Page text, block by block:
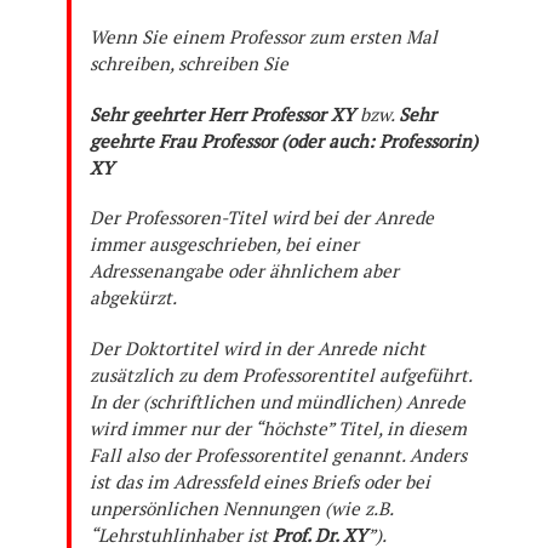
Wenn Sie einem Professor zum ersten Mal
schreiben, schreiben Sie
Sehr geehrter Herr Professor XYbzw. Sehr
geehrte Frau Professor (oder auch: Professorin)
XY
Der Professoren-Titel wird bei der Anrede
immer ausgeschrieben, bei einer
Adressenangabe oder ähnlichem aber
abgekürzt.
Der Doktortitel wird in der Anrede nicht
zusätzlich zu dem Professorentitel aufgeführt.
In der (schriftlichen und mündlichen) Anrede
wird immer nur der “höchste” Titel, in diesem
Fall also der Professorentitel genannt. Anders
ist das im Adressfeld eines Briefs oder bei
unpersönlichen Nennungen (wie z.B.
“Lehrstuhlinhaber ist Prof. Dr. XY”).